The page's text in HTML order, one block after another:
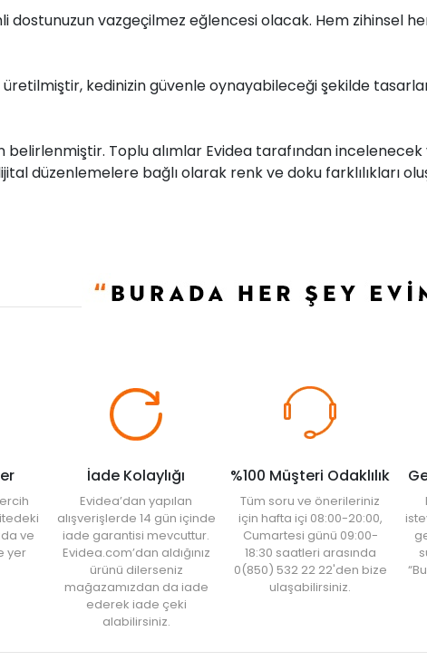
dostunuzun vazgeçilmez eğlencesi olacak. Hem zihinsel
kedinizin güvenle oynayabileceği şekilde
belirlenmiştir. Toplu alımlar Evidea tarafından
düzenlemelere bağlı olarak renk ve doku farklılıkları
ve
yer
İade Kolaylığı
Evidea’dan yapılan
alışverişlerde 14 gün içinde
iade garantisi mevcuttur.
Evidea.com’dan aldığınız
ürünü dilerseniz
mağazamızdan da iade
ederek iade çeki
alabilirsiniz.
%100 Müşteri Odaklılık
Tüm soru ve önerileriniz
için hafta içi 08:00-20:00,
Cumartesi günü 09:00-
18:30 saatleri arasında
0(850) 532 22 22'den bize
ulaşabilirsiniz.